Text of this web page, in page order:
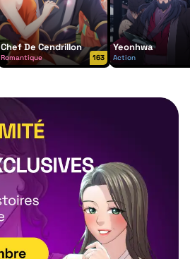
Chef De Cendrillon
Romantique 163
Yeonhwa
Action